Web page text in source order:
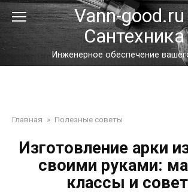
Перейти
к
контенту
Vann-good.ru
Сантехника
Инженерное обеспечение
Главная » Полезные советы
Изготовление арки
своими руками:
классы и